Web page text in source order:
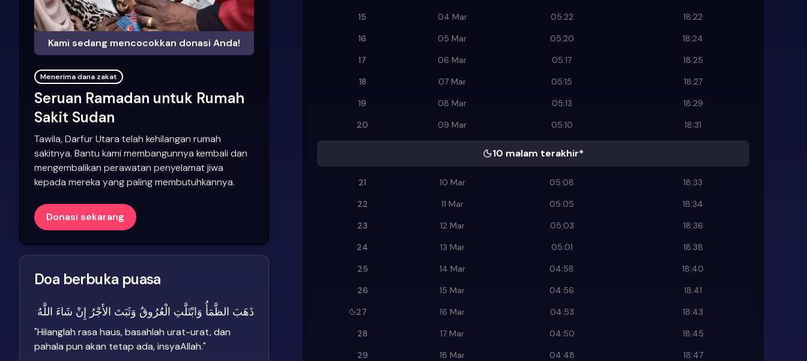
15
04 Mar 05:22
18:22
16
05 Mar 05:20
18:24
17
06 Mar 05:17
18:25
18
07 Mar 05:15
18:27
19
08 Mar 05:13
18:29
20
09 Mar 05:10 18:31
10 malam terakhir*
21 10 Mar 05:08
18:33
22
11 Mar 05:05
18:34
23
12 Mar 05:03
18:36
24
13 Mar 05:01
18:38
25
14 Mar 04:58
18:40
26
15 Mar 04:56
18:41
27
16 Mar 04:53
18:43
28
17 Mar 04:50
18:45
29
18 Mar 04:48 18:47
Kami sedang mencocokkan donasi Anda!
Menerima dana zakat
Seruan Ramadan untuk Rumah
Sakit Sudan
Tawila, Darfur Utara telah kehilangan rumah
sakitnya. Bantu kami membangunnya kembali dan
mengembalikan perawatan penyelamat jiwa
kepada mereka yang paling membutuhkannya.
Donasi sekarang
Doa berbuka puasa
ذَهَبَ الظَّمَأُ وَابْتَلَّتِ الْعُرُوقُ وَثَبَتَ الأَجْرُ إِنْ شَاءَ اللَّهُ
"Hilanglah rasa haus, basahlah urat-urat, dan
pahala pun akan tetap ada, insyaAllah."